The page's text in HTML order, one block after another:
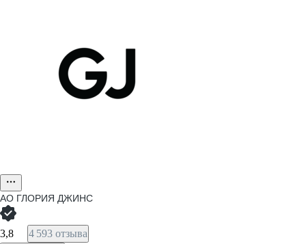
АО ГЛОРИЯ ДЖИНС
3,8 4 593 отзыва